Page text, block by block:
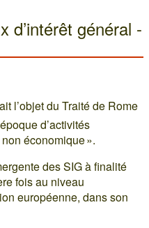
d’intérêt général -
l’objet du Traité de Rome
d’activités
économique ».
des SIG à finalité
fois au niveau
européenne, dans son